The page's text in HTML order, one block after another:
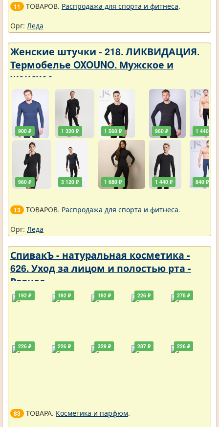
11 ТОВАРОВ. Распродажа для спорта и фитнеса.
Орг: Леда
Женские штучки - 218. ЛИКВИДАЦИЯ.
Термобелье OXOUNO. Мужское и
женское
900 ₽
960 ₽
1 320 ₽
3 120 ₽
1 560 ₽
1 680 ₽
960 ₽
1 440 ₽
1 440 ₽
840 ₽
13 ТОВАРОВ. Распродажа для спорта и фитнеса.
Орг: Леда
СпивакЪ - натуральная косметика -
626. Уход за лицом и полостью рта -
Разное
192 ₽
226 ₽
192 ₽
226 ₽
192 ₽
329 ₽
226 ₽
287 ₽
278 ₽
226 ₽
83 ТОВАРА. Косметика и парфюм.